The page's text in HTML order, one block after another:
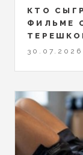
КТО
ФИЛЬМЕ
30.07.2026